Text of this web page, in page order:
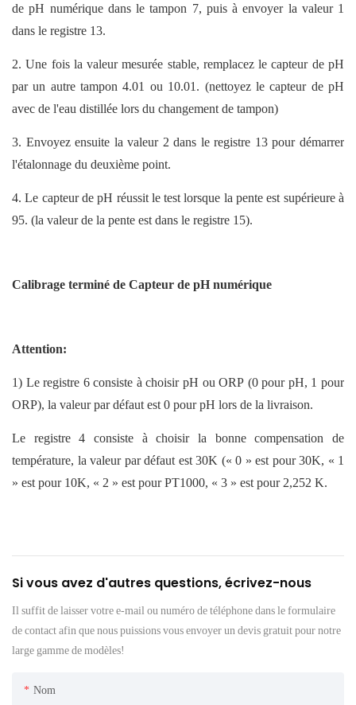
de pH numérique dans le tampon 7, puis à envoyer la valeur 1
dans le registre 13.
2. Une fois la valeur mesurée stable, remplacez le capteur de pH
par un autre tampon 4.01 ou 10.01. (nettoyez le capteur de pH
avec de l'eau distillée lors du changement de tampon)
3. Envoyez ensuite la valeur 2 dans le registre 13 pour démarrer
l'étalonnage du deuxième point.
4. Le capteur de pH réussit le test lorsque la pente est supérieure à
95. (la valeur de la pente est dans le registre 15).
Calibrage terminé de Capteur de pH numérique
Attention:
1) Le registre 6 consiste à choisir pH ou ORP (0 pour pH, 1 pour
ORP), la valeur par défaut est 0 pour pH lors de la livraison.
Le registre 4 consiste à choisir la bonne compensation de
température, la valeur par défaut est 30K (« 0 » est pour 30K, « 1
» est pour 10K, « 2 » est pour PT1000, « 3 » est pour 2,252 K.
Si vous avez d'autres questions, écrivez-nous
Il suffit de laisser votre e-mail ou numéro de téléphone dans le formulaire
de contact afin que nous puissions vous envoyer un devis gratuit pour notre
large gamme de modèles!
Nom